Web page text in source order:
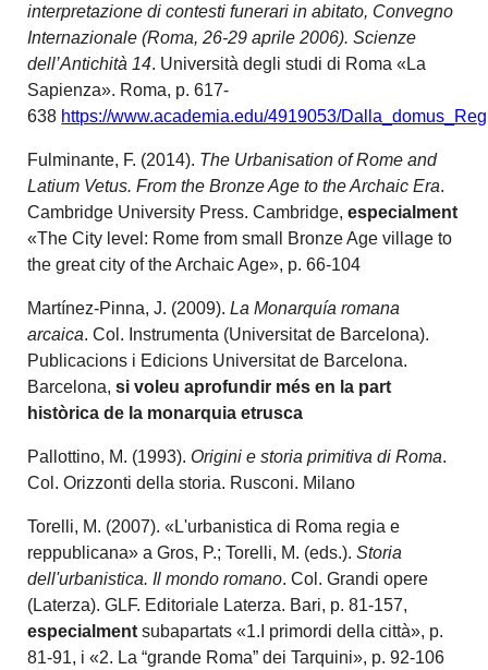
interpretazione di contesti funerari in abitato, Convegno
Internazionale (Roma, 26-29 aprile 2006). Scienze
dell’Antichità 14. Università degli studi di Roma «La
Sapienza». Roma, p. 617-
638 https://www.academia.edu/4919053/
Fulminante, F. (2014). The Urbanisation of Rome and
Latium Vetus. From the Bronze Age to the Archaic Era.
Cambridge University Press. Cambridge,especialment
«The City level: Rome from small Bronze Age village to
the great city of the Archaic Age», p. 66-104
Martínez-Pinna, J. (2009).La Monarquía romana
arcaica. Col. Instrumenta (Universitat de Barcelona).
Publicacions i Edicions Universitat de Barcelona.
Barcelona,si voleu aprofundir més en la part
històrica de la monarquia etrusca
Pallottino, M. (1993). Origini e storia primitiva di Roma.
Col. Orizzonti della storia. Rusconi. Milano
Torelli, M. (2007). «L'urbanistica di Roma regia e
reppublicana» a Gros, P.; Torelli, M. (eds.).Storia
dell'urbanistica. Il mondo romano. Col. Grandi opere
(Laterza). GLF. Editoriale Laterza. Bari, p. 81-157,
especialmentsubapartats «1.I primordi della città», p.
81-91, i «2. La “grande Roma” dei Tarquini», p. 92-106